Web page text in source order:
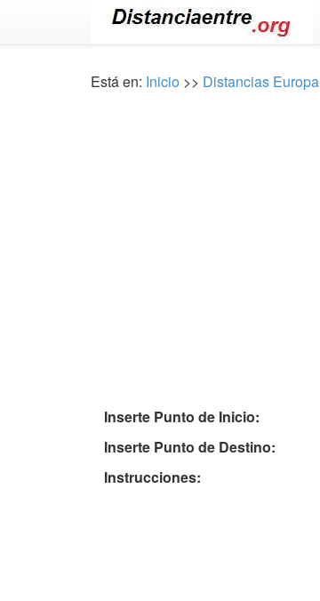
Está en: Inicio >> Distancias Europa
Inserte Punto de Inicio:
Inserte Punto de Destino:
Instrucciones: